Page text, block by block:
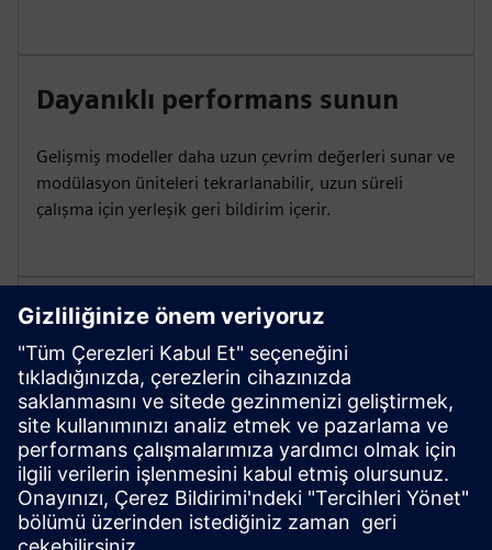
Dayanıklı performans sunun
Gelişmiş modeller daha uzun çevrim değerleri sunar ve
modülasyon üniteleri tekrarlanabilir, uzun süreli
çalışma için yerleşik geri bildirim içerir.
Plenum kablolamasını
basitleştirin
Tam dereceli kablolama ve entegre boru bağlantıları
tavan alanlarında yönlendirmeyi ve uyumluluğu
kolaylaştırır.